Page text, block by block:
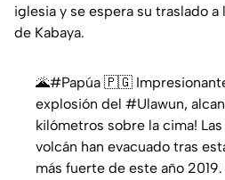
iglesia y se espera su traslado
de Kabaya.
🌋#Papúa 🇵🇬
explosión del #Ulawun,
kilómetros sobre la cima!
volcán han evacuado tras
más fuerte de este año